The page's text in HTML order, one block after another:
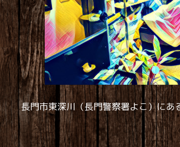
長門市東深川（長門警察署よこ）に